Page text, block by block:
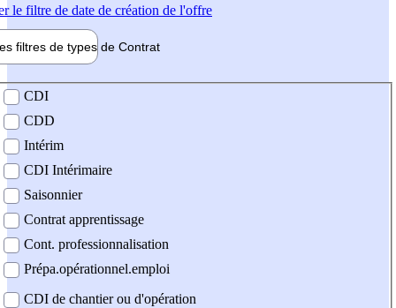
le filtre de date de création de l'offre
filtres de types de Contrat
contrat
CDI
CDD
Intérim
CDI Intérimaire
Saisonnier
Contrat apprentissage
Cont. professionnalisation
Prépa.opérationnel.emploi
CDI de chantier ou d'opération